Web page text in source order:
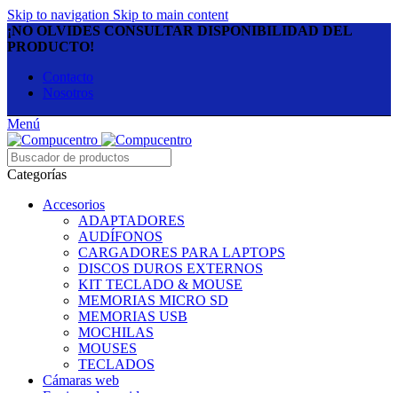
Skip to navigation Skip to main content
¡NO OLVIDES CONSULTAR DISPONIBILIDAD DEL
PRODUCTO!
Contacto
Nosotros
Menú
Categorías
Accesorios
ADAPTADORES
AUDÍFONOS
CARGADORES PARA LAPTOPS
DISCOS DUROS EXTERNOS
KIT TECLADO & MOUSE
MEMORIAS MICRO SD
MEMORIAS USB
MOCHILAS
MOUSES
TECLADOS
Cámaras web